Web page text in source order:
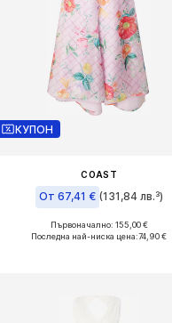
КУПОН
COAST
От 67,41 € (131,84 лв.³)
Налични размери: 36, 40
Първоначално: 155,00 €
Последна най-ниска цена:74,90 €